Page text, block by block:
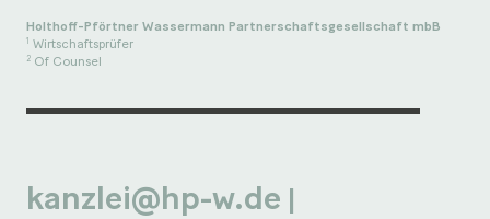
Holthoff-Pförtner Wassermann Partnerschaftsgesellschaft mbB
1 Wirtschaftsprüfer
2 Of Counsel
kanzlei@hp-w.de |